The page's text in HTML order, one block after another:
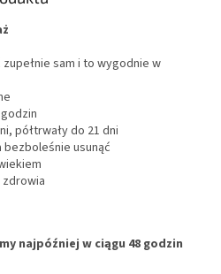
sam i to wygodnie w
półtrwały do 21 dni
bezboleśnie usunąć
najpóźniej w ciągu 48 godzin